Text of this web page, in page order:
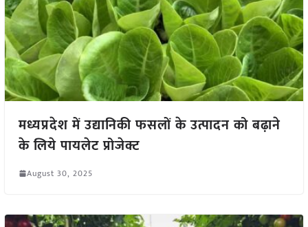
मध्यप्रदेश में उद्यानिकी फसलों के उत्पादन को बढ़ाने
के लिये पायलेट प्रोजेक्ट
August 30, 2025